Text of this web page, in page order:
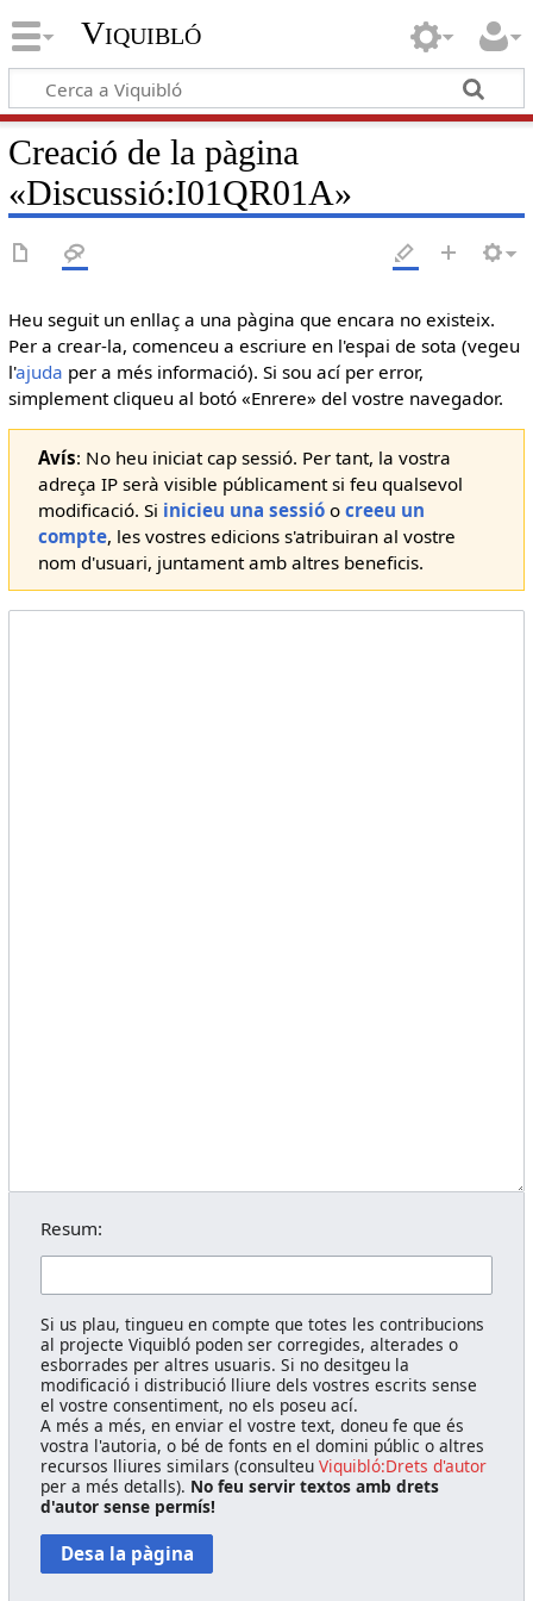
Viquibló
Creació de la pàgina
«Discussió:I01QR01A»
Heu seguit un enllaç a una pàgina que encara no existeix.
Per a crear-la, comenceu a escriure en l'espai de sota (vegeu
l'ajuda per a més informació). Si sou ací per error,
simplement cliqueu al botó «Enrere» del vostre navegador.
Avís: No heu iniciat cap sessió. Per tant, la vostra
adreça IP serà visible públicament si feu qualsevol
modificació. Si inicieu una sessióo creeu un
compte, les vostres edicions s'atribuiran al vostre
nom d'usuari, juntament amb altres beneficis.
Resum:
Si us plau, tingueu en compte que totes les contribucions
al projecte Viquibló poden ser corregides, alterades o
esborrades per altres usuaris. Si no desitgeu la
modificació i distribució lliure dels vostres escrits sense
el vostre consentiment, no els poseu ací.
A més a més, en enviar el vostre text, doneu fe que és
vostra l'autoria, o bé de fonts en el domini públic o altres
recursos lliures similars (consulteuViquibló:Drets d'autor
per a més detalls). No feu servir textos amb drets
d'autor sense permís!